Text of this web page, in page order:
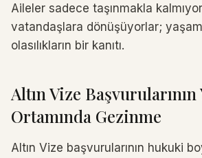
Aileler sadece taşınmakla
vatandaşlara dönüşüyorlar;
olasılıkların bir kanıtı.
Altın Vize Başvurularının
Ortamında Gezinme
Altın Vize başvurularının hukuki